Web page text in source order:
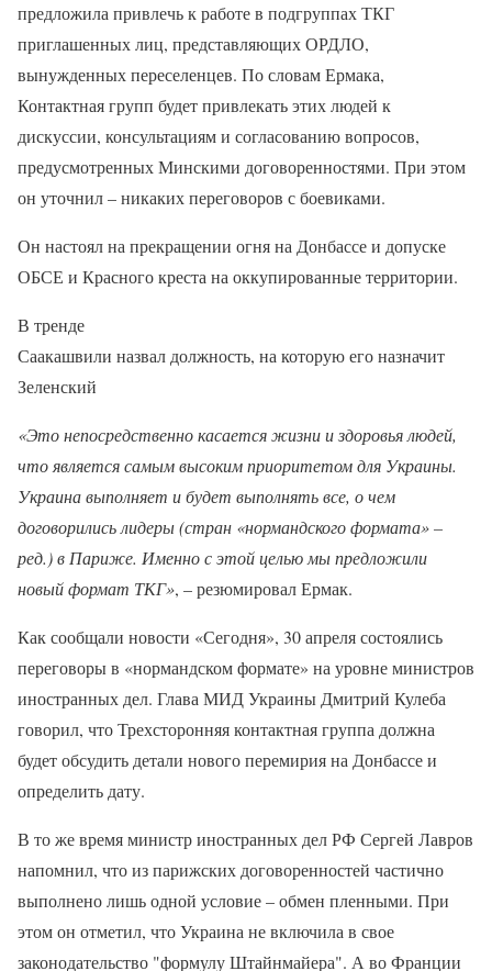
предложила привлечь к работе в подгруппах ТКГ
приглашенных лиц, представляющих ОРДЛО,
вынужденных переселенцев. По словам Ермака,
Контактная групп будет привлекать этих людей к
дискуссии, консультациям и согласованию вопросов,
предусмотренных Минскими договоренностями. При этом
он уточнил – никаких переговоров с боевиками.
Он настоял на прекращении огня на Донбассе и допуске
ОБСЕ и Красного креста на оккупированные территории.
В тренде
Саакашвили назвал должность, на которую его назначит
Зеленский
«Это непосредственно касается жизни и здоровья людей,
что является самым высоким приоритетом для Украины.
Украина выполняет и будет выполнять все, о чем
договорились лидеры (стран «нормандского формата» –
ред.) в Париже. Именно с этой целью мы предложили
новый формат ТКГ», – резюмировал Ермак.
Как сообщали новости «Сегодня», 30 апреля состоялись
переговоры в «нормандском формате» на уровне министров
иностранных дел. Глава МИД Украины Дмитрий Кулеба
говорил, что Трехсторонняя контактная группа должна
будет обсудить детали нового перемирия на Донбассе и
определить дату.
В то же время министр иностранных дел РФ Сергей Лавров
напомнил, что из парижских договоренностей частично
выполнено лишь одной условие – обмен пленными. При
этом он отметил, что Украина не включила в свое
законодательство "формулу Штайнмайера". А во Франции